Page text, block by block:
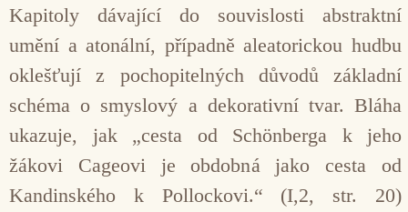
Kapitoly dávající do souvislosti abstraktní
umění a atonální, případně aleatorickou hudbu
oklešťují z pochopitelných důvodů základní
schéma o smyslový a dekorativní tvar. Bláha
ukazuje, jak „cesta od Schönberga k jeho
žákovi Cageovi je obdobná jako cesta od
Kandinského k Pollockovi.“ (I,2, str. 20)